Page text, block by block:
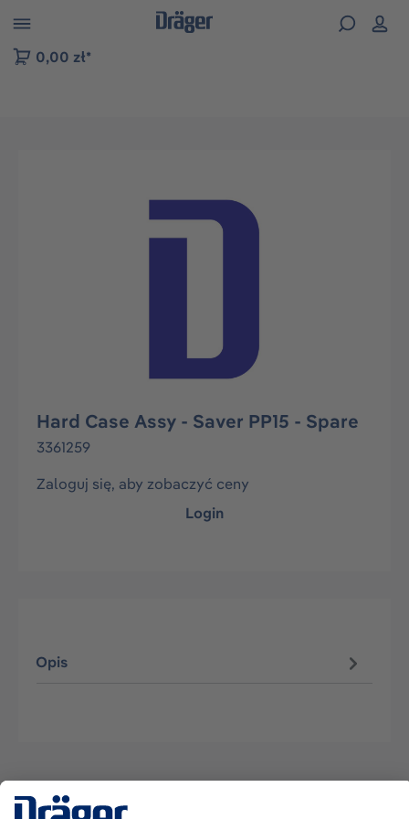
do nawigacji na platformie B2B
0,00 zł*
Pomiń galerię zdjęć
Hard Case Assy - Saver PP15 - Spare
3361259
Zaloguj się, aby zobaczyć ceny
Login
Opis